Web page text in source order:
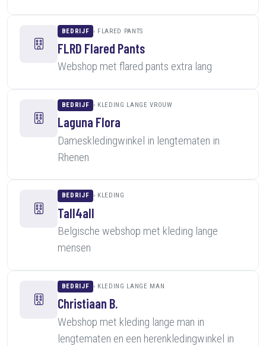
BEDRIJF FLARED PANTS
FLRD Flared Pants
Webshop met flared pants extra lang
BEDRIJF KLEDING LANGE VROUW
Laguna Flora
Dameskledingwinkel in lengtematen in
Rhenen
BEDRIJF KLEDING
Tall4all
Belgische webshop met kleding lange
mensen
BEDRIJF KLEDING LANGE MAN
Christiaan B.
Webshop met kleding lange man in
lengtematen en een herenkledingwinkel in